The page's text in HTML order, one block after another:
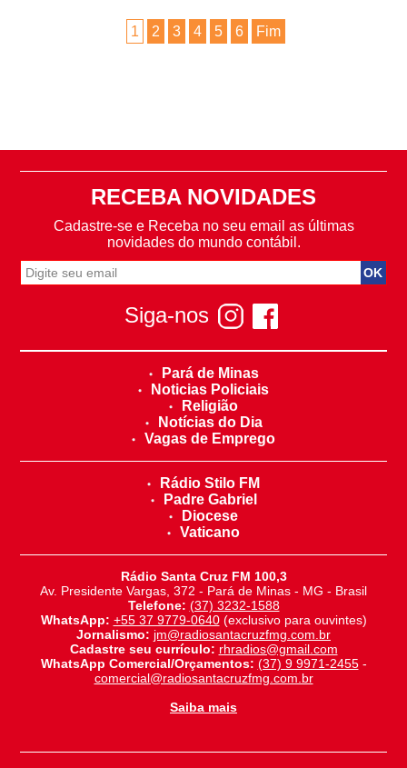
1 2 3 4 5 6 Fim
RECEBA NOVIDADES
Cadastre-se e Receba no seu email as últimas
novidades do mundo contábil.
Siga-nos
Pará de Minas
Noticias Policiais
Religião
Notícias do Dia
Vagas de Emprego
Rádio Stilo FM
Padre Gabriel
Diocese
Vaticano
Rádio Santa Cruz FM 100,3
Av. Presidente Vargas, 372 - Pará de Minas - MG - Brasil
Telefone: (37) 3232-1588
WhatsApp: +55 37 9779-0640(exclusivo para ouvintes)
Jornalismo: jm@radiosantacruzfmg.com.br
Cadastre seu currículo: rhradios@gmail.com
WhatsApp Comercial/Orçamentos: (37) 9 9971-2455-
comercial@radiosantacruzfmg.com.br
Saiba mais